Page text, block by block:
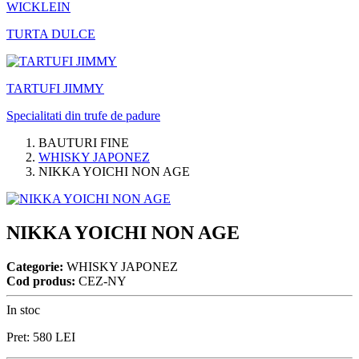
WICKLEIN
TURTA DULCE
TARTUFI JIMMY
Specialitati din trufe de padure
BAUTURI FINE
WHISKY JAPONEZ
NIKKA YOICHI NON AGE
NIKKA YOICHI NON AGE
Categorie: WHISKY JAPONEZ
Cod produs: CEZ-NY
In stoc
Pret: 580 LEI